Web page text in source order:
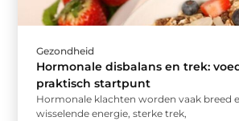
Gezondheid
Hormonale disbalans en trek:
praktisch startpunt
Hormonale klachten worden vaak breed
wisselende energie, sterke trek,